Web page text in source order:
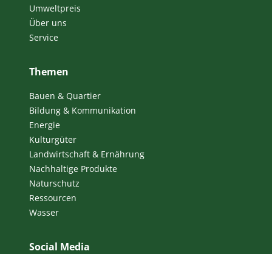
Umweltpreis
Über uns
Service
Themen
Bauen & Quartier
Bildung & Kommunikation
Energie
Kulturgüter
Landwirtschaft & Ernährung
Nachhaltige Produkte
Naturschutz
Ressourcen
Wasser
Social Media